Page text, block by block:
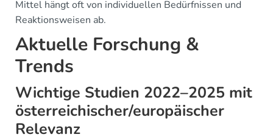
Mittel hängt oft von individuellen Bedürfnissen und
Reaktionsweisen ab.
Aktuelle Forschung &
Trends
Wichtige Studien 2022–2025 mit
österreichischer/europäischer
Relevanz